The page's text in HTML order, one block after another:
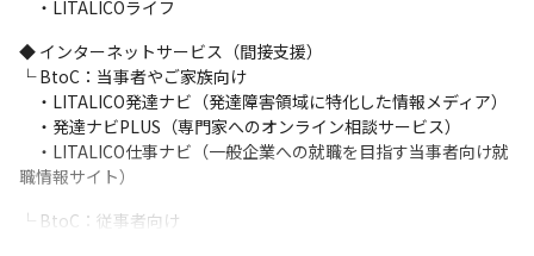
の障害福祉予算は年間4兆円が割かれるなど、今後も成長が期待さ
れているマーケットです。世界的に見ても未開拓な部分が多い領
域なので、世界に対して日本発信で0→1を生み出せるチャンスが
あります。
＃働いている社員
・性別から年齢（20代~50代）まで幅広いメンバーが在籍
・LITALICOライフ
◆ インターネットサービス（間接支援）
└ BtoC：当事者やご家族向け
・LITALICO発達ナビ（発達障害領域に特化した情報メディア）
・発達ナビPLUS（専門家へのオンライン相談サービス）
・LITALICO仕事ナビ（一般企業への就職を目指す当事者向け就
職情報サイト）
└ BtoC：従事者向け